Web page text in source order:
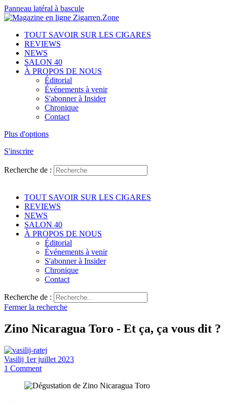
Panneau latéral à bascule
TOUT SAVOIR SUR LES CIGARES
REVIEWS
NEWS
SALON 40
À PROPOS DE NOUS
Éditorial
Événements à venir
S'abonner à Insider
Chronique
Contact
Plus d'options
S'inscrire
Recherche de :
TOUT SAVOIR SUR LES CIGARES
REVIEWS
NEWS
SALON 40
À PROPOS DE NOUS
Éditorial
Événements à venir
S'abonner à Insider
Chronique
Contact
Recherche de :
Fermer la recherche
Zino Nicaragua Toro - Et ça, ça vous dit ?
Vasilij 1er juillet 2023
1 Comment